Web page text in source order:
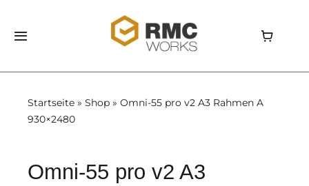
Toggle
Aluvision
Startseite» Shop» Omni-55 pro v2 A3 Rahmen A
930×2480
Omni-55 pro v2 A3